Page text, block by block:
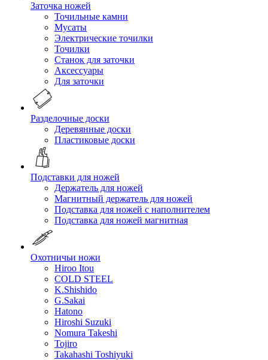
Заточка ножей
Точильные камни
Мусаты
Электрические точилки
Точилки
Станок для заточки
Аксессуары
Для заточки
Разделочные доски
Деревянные доски
Пластиковые доски
Подставки для ножей
Держатель для ножей
Магнитный держатель для ножей
Подставка для ножей с наполнителем
Подставка для ножей магнитная
Охотничьи ножи
Hiroo Itou
COLD STEEL
K.Shishido
G.Sakai
Hatono
Hiroshi Suzuki
Nomura Takeshi
Tojiro
Takahashi Toshiyuki